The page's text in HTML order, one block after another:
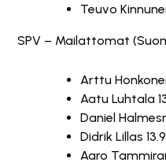
Teuvo
SPV – Mailattomat
Arttu
Aatu Luhtala
Daniel
Didrik Lillas
Aaro